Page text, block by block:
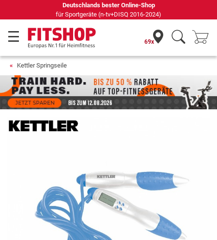
Deutschlands bester Online-Shop
für Sportgeräte (n-tv+DISQ 2016-2024)
69x
Kettler Springseile